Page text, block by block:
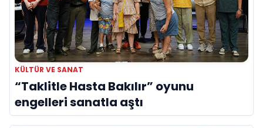
KÜLTÜR VE SANAT
“Taklitle Hasta Bakılır” oyunu
engelleri sanatla aştı